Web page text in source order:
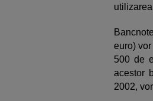
euro)
500 de
acestor
2002,